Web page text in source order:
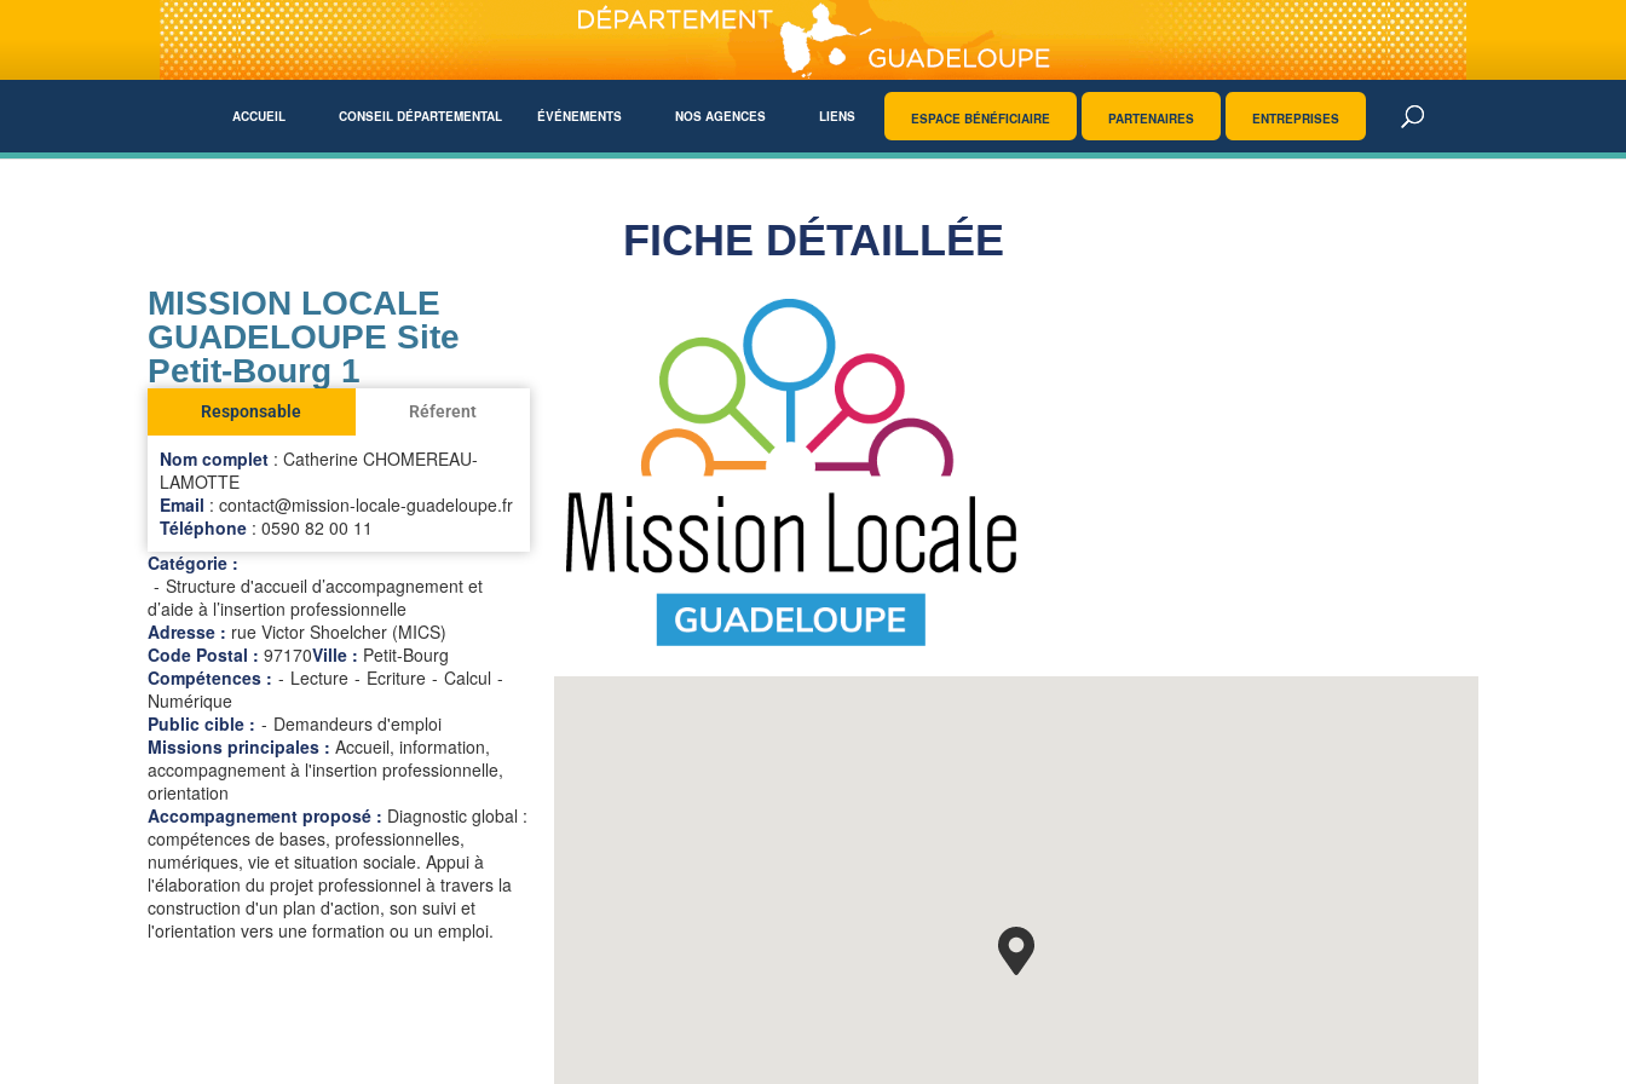
ACCUEIL CONSEIL DÉPARTEMENTAL ÉVÉNEMENTS NOS AGENCES LIENS ESPACE BÉNÉFICIAIRE PARTENAIRES ENTREPRISES
FICHE DÉTAILLÉE
MISSION LOCALE
GUADELOUPE Site
Petit-Bourg 1
Responsable Réferent
Nom complet : Catherine CHOMEREAU-
LAMOTTE
Email : contact@mission-locale-guadeloupe.fr
Téléphone : 0590 82 00 11
Catégorie :
Structure d'accueil d’accompagnement et
d’aide à l’insertion professionnelle
Adresse : rue Victor Shoelcher (MICS)
Code Postal : 97170Ville : Petit-Bourg
Compétences : - Lecture - Ecriture - Calcul -
Numérique
Public cible : - Demandeurs d'emploi
Missions principales : Accueil, information,
accompagnement à l'insertion professionnelle,
orientation
Accompagnement proposé : Diagnostic global :
compétences de bases, professionnelles,
numériques, vie et situation sociale. Appui à
l'élaboration du projet professionnel à travers la
construction d'un plan d'action, son suivi et
l'orientation vers une formation ou un emploi.